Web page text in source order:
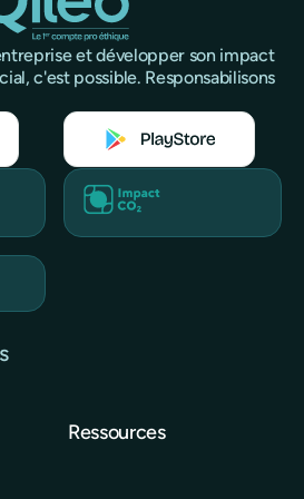
et développer son impact
c'est possible. Responsabilisons
Ressources